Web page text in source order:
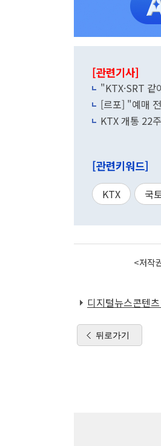
[관련기사]
"KTX·SRT
[르포] "예매
KTX 개통 22
[관련키워드]
KTX 국
<저작
디지털뉴스콘텐
뒤로가기